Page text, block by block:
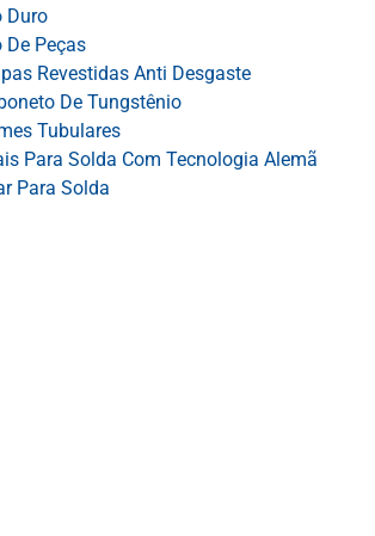
Duro
De Peças
Revestidas Anti Desgaste
De Tungstênio
Tubulares
Para Solda Com Tecnologia Alemã
Para Solda